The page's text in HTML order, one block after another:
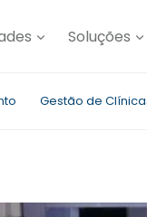
Soluções
Gestão de